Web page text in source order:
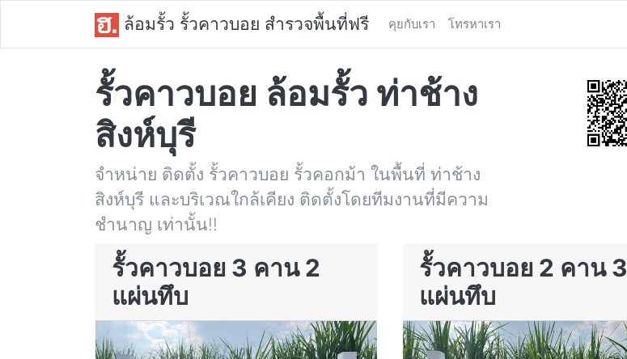
ล้อมรั้ว รั้วคาวบอย สำรวจพื้นที่ฟรี คุยกับเรา โทรหาเรา
รั้วคาวบอย ล้อมรั้ว ท่าช้าง
สิงห์บุรี
จำหน่าย ติดตั้ง รั้วคาวบอย รั้วคอกม้า ในพื้นที่ ท่าช้าง
สิงห์บุรี และบริเวณใกล้เคียง ติดตั้งโดยทีมงานที่มีความ
ชำนาญ เท่านั้น!!
รั้วคาวบอย 3 คาน 2
แผ่นทึบ
รั้วคาวบอย 2 คาน 3
แผ่นทึบ